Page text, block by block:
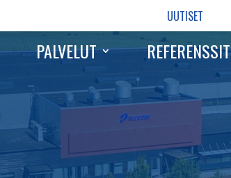
UUTISET
PALVELUT REFERENSSIT